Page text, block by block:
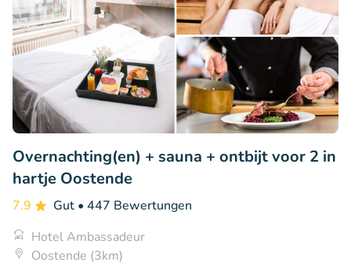
Overnachting(en) + sauna + ontbijt voor 2 in
hartje Oostende
7.9 Gut • 447 Bewertungen
Hotel Ambassadeur
Oostende (3km)